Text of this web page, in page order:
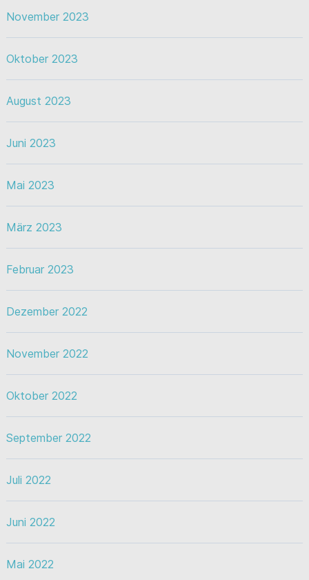
November 2023
Oktober 2023
August 2023
Juni 2023
Mai 2023
März 2023
Februar 2023
Dezember 2022
November 2022
Oktober 2022
September 2022
Juli 2022
Juni 2022
Mai 2022